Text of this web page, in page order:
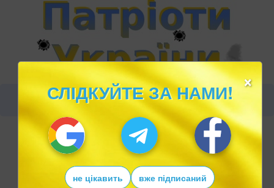
×
СЛІДКУЙТЕ ЗА НАМИ!
не цікавить вже підписаний